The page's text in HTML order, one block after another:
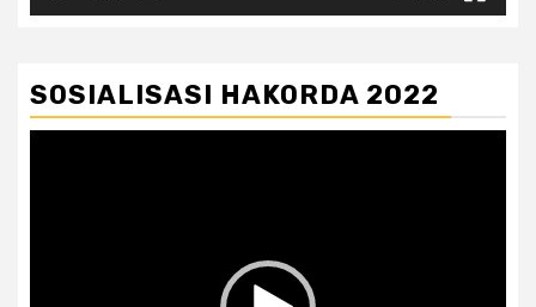
SOSIALISASI HAKORDA 2022